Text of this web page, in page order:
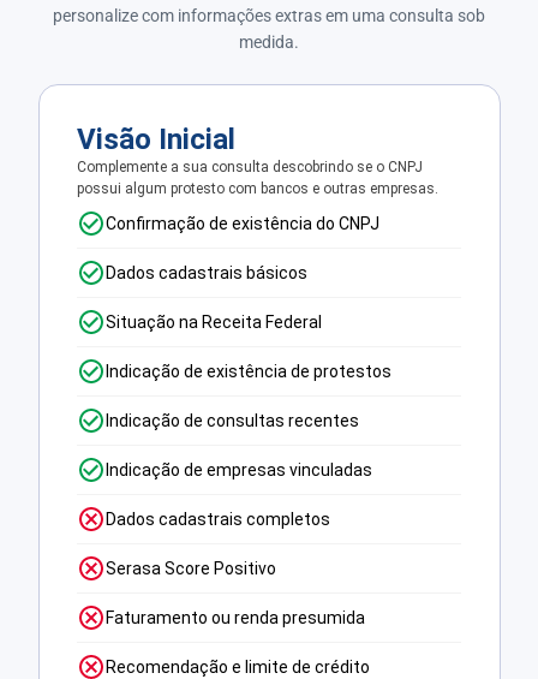
personalize com informações extras em uma consulta sob
medida.
Visão Inicial
Complemente a sua consulta descobrindo se o CNPJ
possui algum protesto com bancos e outras empresas.
Confirmação de existência do CNPJ
Dados cadastrais básicos
Situação na Receita Federal
Indicação de existência de protestos
Indicação de consultas recentes
Indicação de empresas vinculadas
Dados cadastrais completos
Serasa Score Positivo
Faturamento ou renda presumida
Recomendação e limite de crédito